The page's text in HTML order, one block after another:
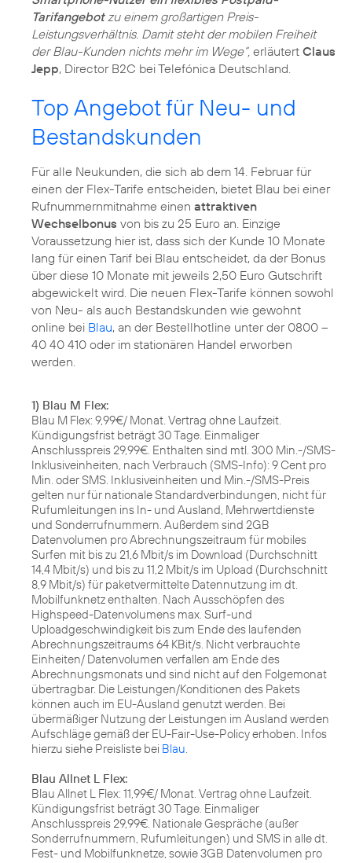
Tarifangebotzu einem großartigen Preis-
Leistungsverhältnis. Damit steht der mobilen Freiheit
der Blau-Kunden nichts mehr im Wege“, erläutert Claus
Jepp, Director B2C bei Telefónica Deutschland.
Top Angebot für Neu- und
Bestandskunden
Für alle Neukunden, die sich ab dem 14. Februar für
einen der Flex-Tarife entscheiden, bietet Blau bei einer
Rufnummernmitnahme einen attraktiven
Wechselbonus von bis zu 25 Euro an. Einzige
Voraussetzung hier ist, dass sich der Kunde 10 Monate
lang für einen Tarif bei Blau entscheidet, da der Bonus
über diese 10 Monate mit jeweils 2,50 Euro Gutschrift
abgewickelt wird. Die neuen Flex-Tarife können sowohl
von Neu- als auch Bestandskunden wie gewohnt
online bei Blau, an der Bestellhotline unter der 0800 –
40 40 410 oder im stationären Handel erworben
werden.
1) Blau M Flex:
Blau M Flex: 9,99€/ Monat. Vertrag ohne Laufzeit.
Kündigungsfrist beträgt 30 Tage. Einmaliger
Anschlusspreis 29,99€. Enthalten sind mtl. 300 Min.-/SMS-
Inklusiveinheiten, nach Verbrauch (SMS-Info): 9 Cent pro
Min. oder SMS. Inklusiveinheiten und Min.-/SMS-Preis
gelten nur für nationale Standardverbindungen, nicht für
Rufumleitungen ins In- und Ausland, Mehrwertdienste
und Sonderrufnummern. Außerdem sind 2GB
Datenvolumen pro Abrechnungszeitraum für mobiles
Surfen mit bis zu 21,6 Mbit/s im Download (Durchschnitt
14,4 Mbit/s) und bis zu 11,2 Mbit/s im Upload (Durchschnitt
8,9 Mbit/s) für paketvermittelte Datennutzung im dt.
Mobilfunknetz enthalten. Nach Ausschöpfen des
Highspeed-Datenvolumens max. Surf-und
Uploadgeschwindigkeit bis zum Ende des laufenden
Abrechnungszeitraums 64 KBit/s. Nicht verbrauchte
Einheiten/ Datenvolumen verfallen am Ende des
Abrechnungsmonats und sind nicht auf den Folgemonat
übertragbar. Die Leistungen/Konditionen des Pakets
können auch im EU-Ausland genutzt werden. Bei
übermäßiger Nutzung der Leistungen im Ausland werden
Aufschläge gemäß der EU-Fair-Use-Policy erhoben. Infos
hierzu siehe Preisliste bei Blau.
Blau Allnet L Flex:
Blau Allnet L Flex: 11,99€/ Monat. Vertrag ohne Laufzeit.
Kündigungsfrist beträgt 30 Tage. Einmaliger
Anschlusspreis 29,99€. Nationale Gespräche (außer
Sonderrufnummern, Rufumleitungen) und SMS in alle dt.
Fest- und Mobilfunknetze, sowie 3GB Datenvolumen pro